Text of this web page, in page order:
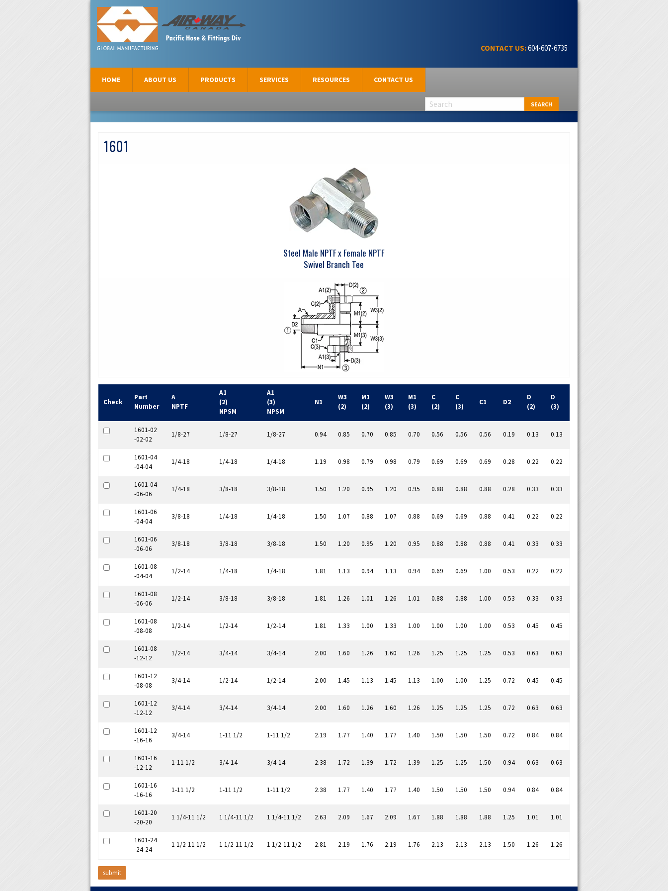
CONTACT US:604-607-6735
AIR-WAY CANADA
HOME ABOUT US PRODUCTS SERVICES RESOURCES CONTACT US
1601
Steel Male NPTF x Female NPTF
Swivel Branch Tee
Check
Part
Number
A
NPTF
A1
(2)
NPSM
A1
(3)
NPSM
N1
W3
(2)
M1
(2)
W3
(3)
M1
(3)
C
(2)
C
(3)
C1 D2
D
(2)
D
(3)
1601-02
-02-02
1/8-27 1/8-27 1/8-27 0.94 0.85 0.70 0.85 0.70 0.56 0.56 0.56 0.19 0.13 0.13
1601-04
-04-04
1/4-18 1/4-18 1/4-18 1.19 0.98 0.79 0.98 0.79 0.69 0.69 0.69 0.28 0.22 0.22
1601-04
-06-06
1/4-18 3/8-18 3/8-18 1.50 1.20 0.95 1.20 0.95 0.88 0.88 0.88 0.28 0.33 0.33
1601-06
-04-04
3/8-18 1/4-18 1/4-18 1.50 1.07 0.88 1.07 0.88 0.69 0.69 0.88 0.41 0.22 0.22
1601-06
-06-06
3/8-18 3/8-18 3/8-18 1.50 1.20 0.95 1.20 0.95 0.88 0.88 0.88 0.41 0.33 0.33
1601-08
-04-04
1/2-14 1/4-18 1/4-18 1.81 1.13 0.94 1.13 0.94 0.69 0.69 1.00 0.53 0.22 0.22
1601-08
-06-06
1/2-14 3/8-18 3/8-18 1.81 1.26 1.01 1.26 1.01 0.88 0.88 1.00 0.53 0.33 0.33
1601-08
-08-08
1/2-14 1/2-14 1/2-14 1.81 1.33 1.00 1.33 1.00 1.00 1.00 1.00 0.53 0.45 0.45
1601-08
-12-12
1/2-14 3/4-14 3/4-14 2.00 1.60 1.26 1.60 1.26 1.25 1.25 1.25 0.53 0.63 0.63
1601-12
-08-08
3/4-14 1/2-14 1/2-14 2.00 1.45 1.13 1.45 1.13 1.00 1.00 1.25 0.72 0.45 0.45
1601-12
-12-12
3/4-14 3/4-14 3/4-14 2.00 1.60 1.26 1.60 1.26 1.25 1.25 1.25 0.72 0.63 0.63
1601-12
-16-16
3/4-14 1-11 1/2 1-11 1/2 2.19 1.77 1.40 1.77 1.40 1.50 1.50 1.50 0.72 0.84 0.84
1601-16
-12-12
1-11 1/2 3/4-14 3/4-14 2.38 1.72 1.39 1.72 1.39 1.25 1.25 1.50 0.94 0.63 0.63
1601-16
-16-16
1-11 1/2 1-11 1/2 1-11 1/2 2.38 1.77 1.40 1.77 1.40 1.50 1.50 1.50 0.94 0.84 0.84
1601-20
-20-20
1 1/4-11 1/2 1 1/4-11 1/2 1 1/4-11 1/2 2.63 2.09 1.67 2.09 1.67 1.88 1.88 1.88 1.25 1.01 1.01
1601-24
-24-24
1 1/2-11 1/2 1 1/2-11 1/2 1 1/2-11 1/2 2.81 2.19 1.76 2.19 1.76 2.13 2.13 2.13 1.50 1.26 1.26